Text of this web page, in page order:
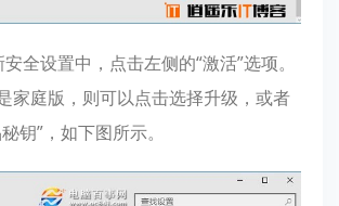
全设置中，点击左侧的“激活”选项。
家庭版，则可以点击选择升级，或者
钥”，如下图所示。